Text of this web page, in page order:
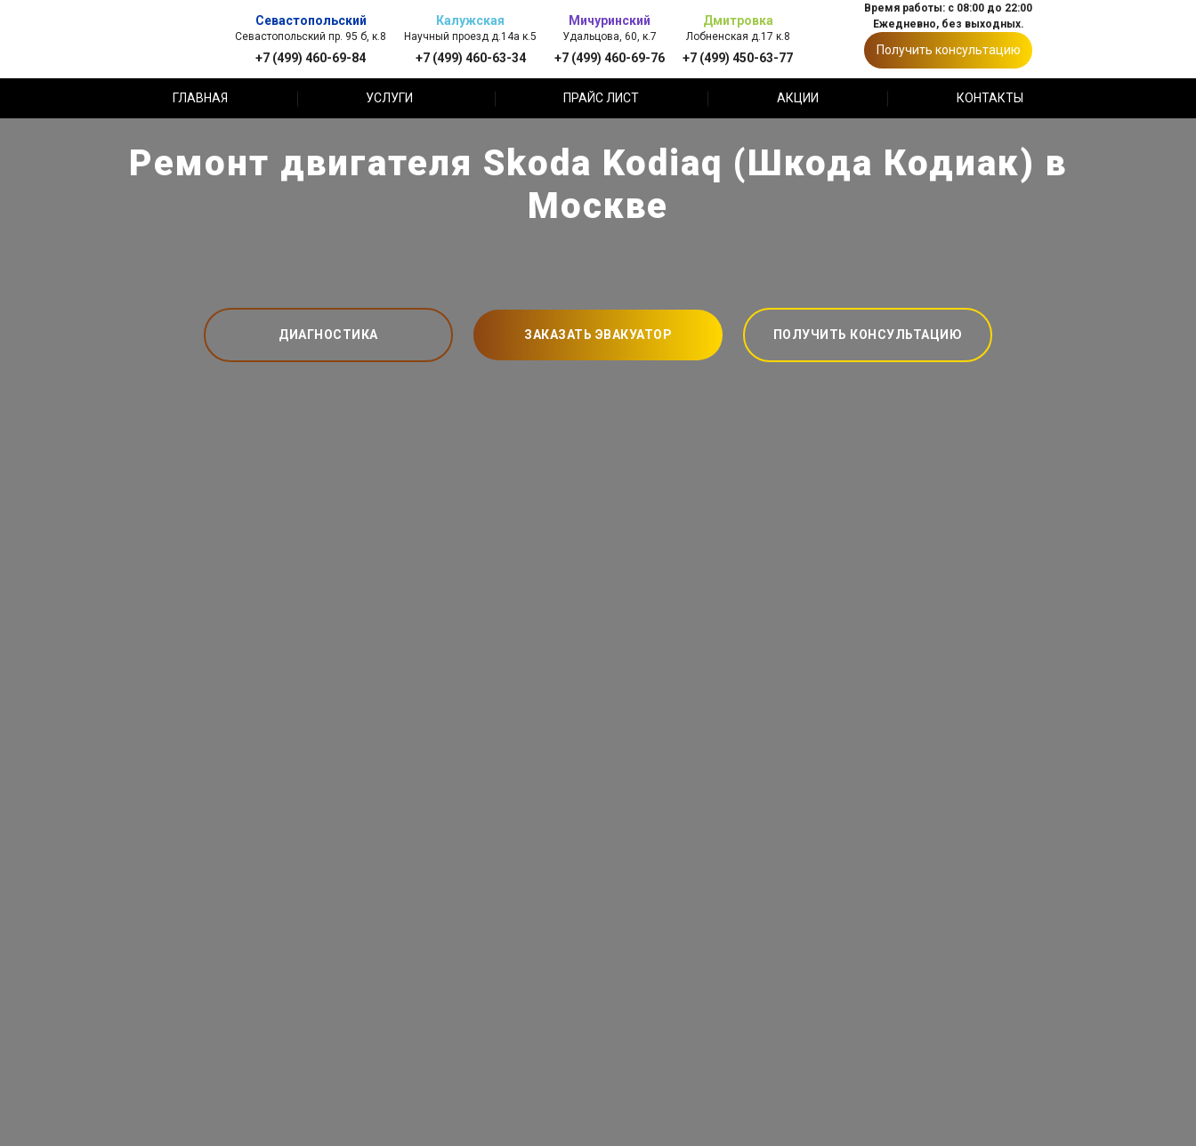
Севастопольский
Севастопольский пр. 95 б, к.8
+7 (499) 460-69-84
Калужская
Научный проезд д.14а к.5
+7 (499) 460-63-34
Мичуринский
Удальцова, 60, к.7
+7 (499) 460-69-76
Дмитровка
Лобненская д.17 к.8
+7 (499) 450-63-77
Время работы: с 08:00 до 22:00
Ежедневно, без выходных.
Получить консультацию
ГЛАВНАЯ УСЛУГИ ПРАЙС ЛИСТ АКЦИИ КОНТАКТЫ
Ремонт двигателя Skoda Kodiaq (Шкода Кодиак) в
Москве
ДИАГНОСТИКА ЗАКАЗАТЬ ЭВАКУАТОР ПОЛУЧИТЬ КОНСУЛЬТАЦИЮ